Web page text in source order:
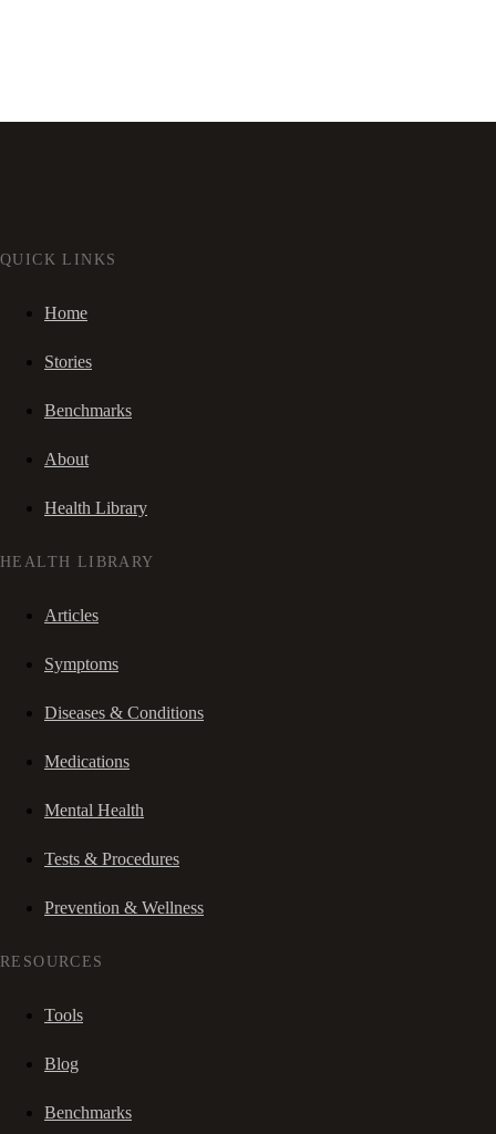
QUICK LINKS
Home
Stories
Benchmarks
About
Health Library
HEALTH LIBRARY
Articles
Symptoms
Diseases & Conditions
Medications
Mental Health
Tests & Procedures
Prevention & Wellness
RESOURCES
Tools
Blog
Benchmarks